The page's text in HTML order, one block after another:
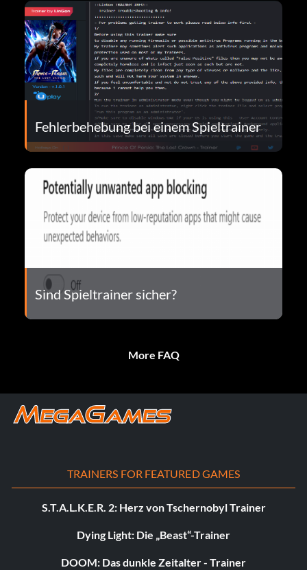
Fehlerbehebung bei einem Spieltrainer
Sind Spieltrainer sicher?
More FAQ
TRAINERS FOR FEATURED GAMES
S.T.A.L.K.E.R. 2: Herz von Tschernobyl Trainer
Dying Light: Die „Beast“-Trainer
DOOM: Das dunkle Zeitalter - Trainer